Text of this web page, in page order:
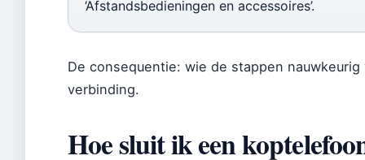
‘Afstandsbedieningen en accessoires’.
De consequentie: wie de stappen
verbinding.
Hoe sluit ik een